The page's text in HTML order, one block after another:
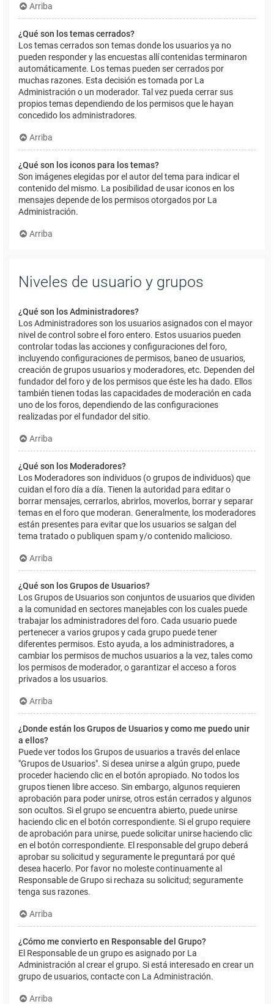
Arriba
¿Qué son los temas cerrados?
Los temas cerrados son temas donde los usuarios ya no
pueden responder y las encuestas allí contenidas terminaron
automáticamente. Los temas pueden ser cerrados por
muchas razones. Esta decisión es tomada por La
Administración o un moderador. Tal vez pueda cerrar sus
propios temas dependiendo de los permisos que le hayan
concedido los administradores.
Arriba
¿Qué son los iconos para los temas?
Son imágenes elegidas por el autor del tema para indicar el
contenido del mismo. La posibilidad de usar iconos en los
mensajes depende de los permisos otorgados por La
Administración.
Arriba
Niveles de usuario y grupos
¿Qué son los Administradores?
Los Administradores son los usuarios asignados con el mayor
nivel de control sobre el foro entero. Estos usuarios pueden
controlar todas las acciones y configuraciones del foro,
incluyendo configuraciones de permisos, baneo de usuarios,
creación de grupos usuarios y moderadores, etc. Dependen del
fundador del foro y de los permisos que éste les ha dado. Ellos
también tienen todas las capacidades de moderación en cada
uno de los foros, dependiendo de las configuraciones
realizadas por el fundador del sitio.
Arriba
¿Qué son los Moderadores?
Los Moderadores son individuos (o grupos de individuos) que
cuidan el foro día a día. Tienen la autoridad para editar o
borrar mensajes, cerrarlos, abrirlos, moverlos, borrar y separar
temas en el foro que moderan. Generalmente, los moderadores
están presentes para evitar que los usuarios se salgan del
tema tratado o publiquen spam y/o contenido malicioso.
Arriba
¿Qué son los Grupos de Usuarios?
Los Grupos de Usuarios son conjuntos de usuarios que dividen
a la comunidad en sectores manejables con los cuales puede
trabajar los administradores del foro. Cada usuario puede
pertenecer a varios grupos y cada grupo puede tener
diferentes permisos. Esto ayuda, a los administradores, a
cambiar los permisos de muchos usuarios a la vez, tales como
los permisos de moderador, o garantizar el acceso a foros
privados a los usuarios.
Arriba
¿Donde están los Grupos de Usuarios y como me puedo unir
a ellos?
Puede ver todos los Grupos de usuarios a través del enlace
"Grupos de Usuarios". Si desea unirse a algún grupo, puede
proceder haciendo clic en el botón apropiado. No todos los
grupos tienen libre acceso. Sin embargo, algunos requieren
aprobación para poder unirse, otros están cerrados y algunos
son ocultos. Si el grupo se encuentra abierto, puede unirse
haciendo clic en el botón correspondiente. Si el grupo requiere
de aprobación para unirse, puede solicitar unirse haciendo clic
en el botón correspondiente. El responsable del grupo deberá
aprobar su solicitud y seguramente le preguntará por qué
desea hacerlo. Por favor no moleste continuamente al
Responsable de Grupo si rechaza su solicitud; seguramente
tenga sus razones.
Arriba
¿Cómo me convierto en Responsable del Grupo?
El Responsable de un grupo es asignado por La
Administración al crear el grupo. Si está interesado en crear un
grupo de usuarios, contacte con La Administración.
Arriba